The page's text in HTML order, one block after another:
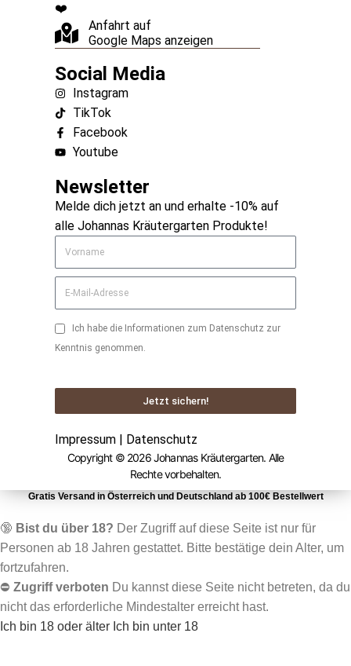
❤️
Anfahrt auf
Google Maps anzeigen
Social Media
Instagram
TikTok
Facebook
Youtube
Newsletter
Melde dich jetzt an und erhalte -10% auf
alle Johannas Kräutergarten Produkte!
Ich habe die Informationen zum Datenschutz zur
Kenntnis genommen.
Jetzt sichern!
Impressum Datenschutz
Copyright © 2026 Johannas Kräutergarten. Alle
Rechte vorbehalten.
Gratis Versand in Österreich und Deutschland ab 100€ Bestellwert
🔞 Bist du über 18? Der Zugriff auf diese Seite ist nur für
Personen ab 18 Jahren gestattet. Bitte bestätige dein Alter, um
fortzufahren.
⛔ Zugriff verboten Du kannst diese Seite nicht betreten, da du
nicht das erforderliche Mindestalter erreicht hast.
Ich bin 18 oder älter Ich bin unter 18